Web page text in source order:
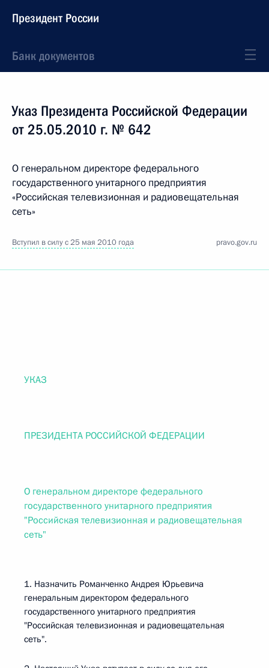
Президент России
Банк документов
Указ Президента Российской Федерации
от 25.05.2010 г. № 642
О генеральном директоре федерального
государственного унитарного предприятия
«Российская телевизионная и радиовещательная
сеть»
Вступил в силу с 25 мая 2010 года pravo.gov.ru
УКАЗ
ПРЕЗИДЕНТА РОССИЙСКОЙ ФЕДЕРАЦИИ
О генеральном директоре федерального
государственного унитарного предприятия
"Российская телевизионная и радиовещательная
сеть"
1. Назначить Романченко Андрея Юрьевича
генеральным директором федерального
государственного унитарного предприятия
"Российская телевизионная и радиовещательная
сеть".